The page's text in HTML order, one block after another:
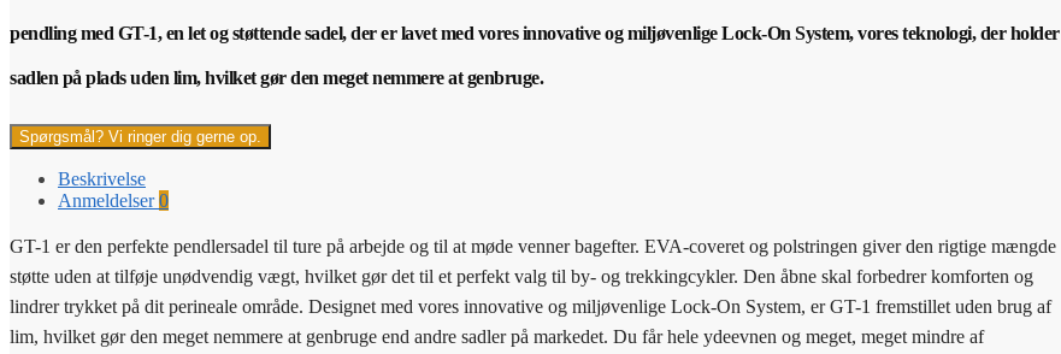
pendling med GT-1, en let og støttende sadel, der er lavet med vores innovative og miljøvenlige Lock-On System, vores teknologi, der holder
sadlen på plads uden lim, hvilket gør den meget nemmere at genbruge.
Spørgsmål? Vi ringer dig gerne op.
Beskrivelse
Anmeldelser0
GT-1 er den perfekte pendlersadel til ture på arbejde og til at møde venner bagefter. EVA-coveret og polstringen giver den rigtige mængde
støtte uden at tilføje unødvendig vægt, hvilket gør det til et perfekt valg til by- og trekkingcykler. Den åbne skal forbedrer komforten og
lindrer trykket på dit perineale område. Designet med vores innovative og miljøvenlige Lock-On System, er GT-1 fremstillet uden brug af
lim, hvilket gør den meget nemmere at genbruge end andre sadler på markedet. Du får hele ydeevnen og meget, meget mindre af